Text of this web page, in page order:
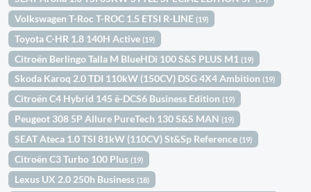
Volkswagen T-Roc T-ROC 1.5 ETSI R-LINE(19)
Toyota C-HR 1.8 140H Active(19)
Citroën Berlingo Talla M BlueHDi 100 S&S PLUS M1(19)
Skoda Karoq 2.0 TDI 110kW (150CV) DSG 4X4 Ambition(19)
Citroën C4 Hybrid 145 ë-DCS6 Business Edition(19)
Peugeot 308 5P Allure PureTech 130 S&S MAN(19)
SEAT Ateca 1.0 TSI 81kW (110CV) St&Sp Reference(19)
Citroën C3 Turbo 100 Plus(19)
Lexus UX 2.0 250h Business(18)